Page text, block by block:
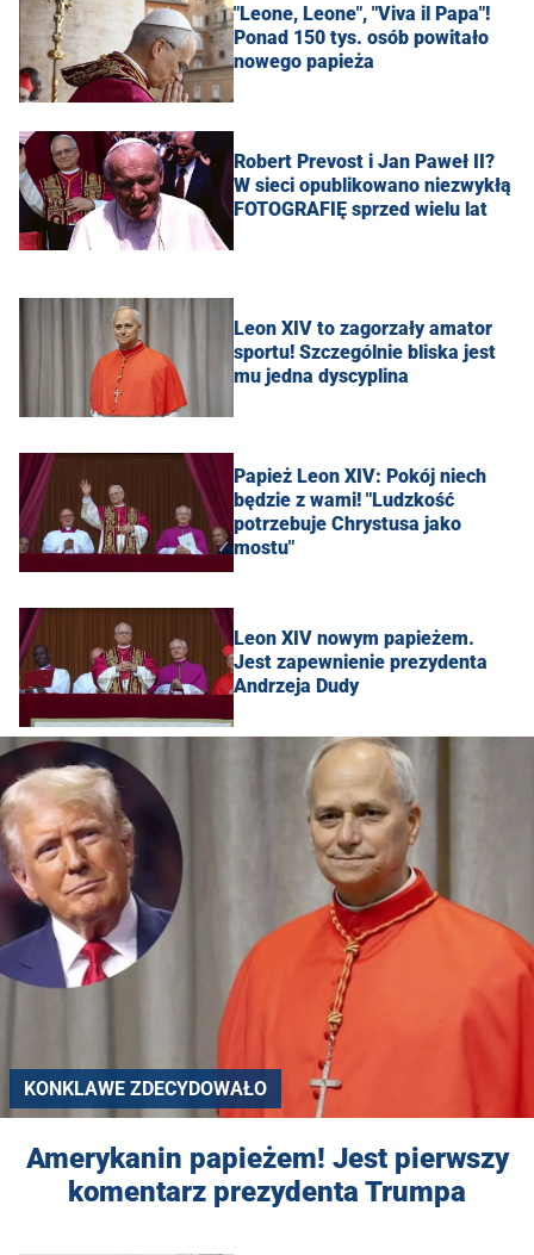
"Leone, Leone", "Viva il Papa"!
Ponad 150 tys. osób powitało
nowego papieża
Robert Prevost i Jan Paweł II?
W sieci opublikowano niezwykłą
FOTOGRAFIĘ sprzed wielu lat
Leon XIV to zagorzały amator
sportu! Szczególnie bliska jest
mu jedna dyscyplina
Papież Leon XIV: Pokój niech
będzie z wami! "Ludzkość
potrzebuje Chrystusa jako
mostu"
Leon XIV nowym papieżem.
Jest zapewnienie prezydenta
Andrzeja Dudy
KONKLAWE ZDECYDOWAŁO
Amerykanin papieżem! Jest pierwszy
komentarz prezydenta Trumpa